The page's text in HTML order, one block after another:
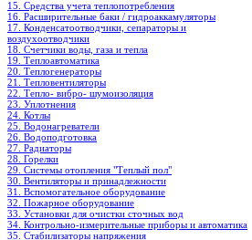
15. Средства учета теплопотребления
16. Расширительные баки / гидроаккамуляторы
17. Конденсатоотводчики, сепараторы и
воздухоотводчики
18. Счетчики воды, газа и тепла
19. Теплоавтоматика
20. Теплогенераторы
21. Тепловентиляторы
22. Тепло- вибро- шумоизоляция
23. Уплотнения
24. Котлы
25. Водонагреватели
26. Водоподготовка
27. Радиаторы
28. Горелки
29. Системы отопления "Теплый пол"
30. Вентиляторы и принадлежности
31. Вспомогательное оборудование
32. Пожарное оборудование
33. Установки для очистки сточных вод
34. Контрольно-измерительные приборы и автоматика
35. Стабилизаторы напряжения